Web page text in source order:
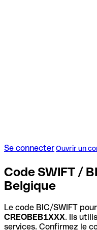
Se connecterOuvrir un
Code SWIFT /
Belgique
Le code BIC/SWIFT
CREOBEB1XXX. Ils
services. Confirmez le